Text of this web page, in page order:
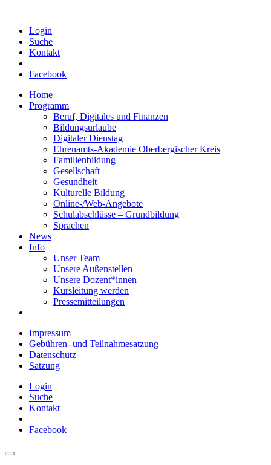
Login
Suche
Kontakt
Facebook
Home
Programm
Beruf, Digitales und Finanzen
Bildungsurlaube
Digitaler Dienstag
Ehrenamts-Akademie Oberbergischer Kreis
Familienbildung
Gesellschaft
Gesundheit
Kulturelle Bildung
Online-/Web-Angebote
Schulabschlüsse – Grundbildung
Sprachen
News
Info
Unser Team
Unsere Außenstellen
Unsere Dozent*innen
Kursleitung werden
Pressemitteilungen
Impressum
Gebühren- und Teilnahmesatzung
Datenschutz
Satzung
Login
Suche
Kontakt
Facebook